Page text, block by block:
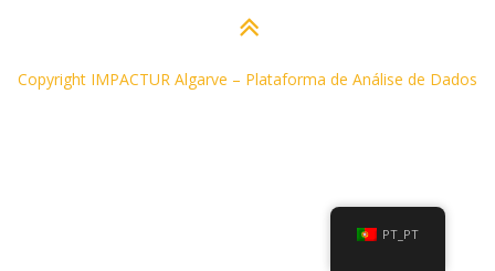
Copyright IMPACTUR Algarve – Plataforma de Análise de Dados
PT_PT